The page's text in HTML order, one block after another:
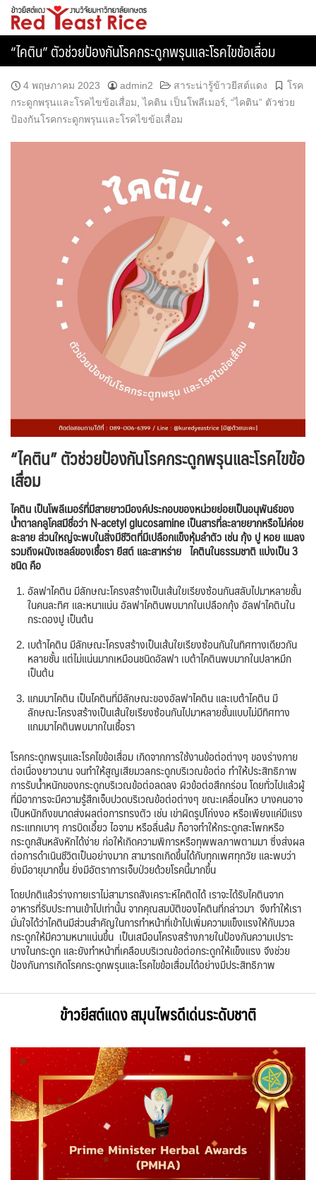
Skipข้าวยีสต์แดง
“ไคติน” ตัวช่วยป้องกันโรคกระดูกพรุนและโรคไขข้อเสื่อม
4 พฤษภาคม 2023 admin2 สาระน่ารู้ข้าวยีสต์แดง
โรค
กระดูกพรุนและโรคไขข้อเสื่อม ,ไคติน เป็นโพลีเมอร์ “ไคติน” ตัวช่วย
ป้องกันโรคกระดูกพรุนและโรคไขข้อเสื่อม
“ไคติน” ตัวช่วยป้องกันโรคกระดูกพรุนและโรคไขข้อ
เสื่อม
ไคติน เป็นโพลีเมอร์ที่มีสายยาวมีองค์ประกอบของหน่วยย่อยเป็นอนุพันธ์ของ
น้ำตาลกลูโคสมีชื่อว่า N-acetyl glucosamine เป็นสารที่ละลายยากหรือไม่ค่อย
ละลาย ส่วนใหญ่จะพบในสิ่งมีชีวิตที่มีเปลือกแข็งหุ้มลำตัว เช่น กุ้ง ปู หอย แมลง
รวมถึงผนังเซลล์ของเชื้อรา ยีสต์ และสาหร่าย ไคตินในธรรมชาติ แบ่งเป็น 3
ชนิด คือ
อัลฟาไคตินมีลักษณะโครงสร้างเป็นเส้นใยเรียงซ้อนกันสลับไปมาหลายชั้น
ในคนละทิศ และหนาแน่น อัลฟาไคตินพบมากในเปลือกกุ้ง อัลฟาไคตินใน
กระดองปู เป็นต้น
เบต้าไคติน มีลักษณะโครงสร้างเป็นเส้นใยเรียงซ้อนกันในทิศทางเดียวกัน
หลายชั้น แต่ไม่แน่นมากเหมือนชนิดอัลฟา เบต้าไคตินพบมากในปลาหมึก
เป็นต้น
แกมมาไคติน เป็นไคตินที่มีลักษณะของอัลฟาไคติน และเบต้าไคติน มี
ลักษณะโครงสร้างเป็นเส้นใยเรียงซ้อนกันไปมาหลายชั้นแบบไม่มีทิศทาง
แกมมาไคตินพบมากในเชื้อรา
โรคกระดูกพรุนและโรคไขข้อเสื่อม เกิดจากการใช้งานข้อต่อต่างๆ ของร่างกาย
ต่อเนื่องยาวนาน จนทำให้สูญเสียมวลกระดูกบริเวณข้อต่อ ทำให้ประสิทธิภาพ
การรับน้ำหนักของกระดูกบริเวณข้อต่อลดลง ผิวข้อต่อสึกกร่อน โดยทั่วไปแล้วผู้
ที่มีอาการจะมีความรู้สึกเจ็บปวดบริเวณข้อต่อต่างๆ ขณะเคลื่อนไหว บางคนอาจ
เป็นหนักถึงขนาดส่งผลต่อการทรงตัว เช่น เข่าผิดรูปโก่งงอ หรือเพียงแค่มีแรง
กระแทกเบาๆ การบิดเอี้ยว ไอจาม หรือลื่นล้ม ก็อาจทำให้กระดูกสะโพกหรือ
กระดูกสันหลังหักได้ง่าย ก่อให้เกิดความพิการหรือทุพพลภาพตามมา ซึ่งส่งผล
ต่อการดำเนินชีวิตเป็นอย่างมาก สามารถเกิดขึ้นได้กับทุกเพศทุกวัย และพบว่า
ยิ่งมีอายุมากขึ้น ยิ่งมีอัตราการเจ็บป่วยด้วยโรคนี้มากขึ้น
โดยปกติแล้วร่างกายเราไม่สามารถสังเคราะห์ไคติดได้ เราจะได้รับไคตินจาก
อาหารที่รับประทานเข้าไปเท่านั้น จากคุณสมบัติของไคตินที่กล่าวมา จึงทำให้เรา
มั่นใจได้ว่าไคตินมีส่วนสำคัญในการทำหน้าที่เข้าไปเพิ่มความแข็งแรงให้กับมวล
กระดูกให้มีความหนาแน่นขึ้น เป็นเสมือนโครงสร้างภายในป้องกันความเปราะ
บางในกระดูก และยังทำหน้าที่เคลือบบริเวณข้อต่อกระดูกให้แข็งแรง จึงช่วย
ป้องกันการเกิดโรคกระดูกพรุนและโรคไขข้อเสื่อมได้อย่างมีประสิทธิภาพ
ข้าวยีสต์แดง สมุนไพรดีเด่นระดับชาติ